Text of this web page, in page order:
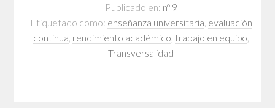
Publicado en: nº 9
Etiquetado como: enseñanza universitaria evaluación
continua rendimiento académico trabajo en equipo
Transversalidad